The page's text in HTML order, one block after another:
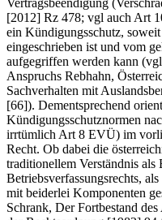
Vertragsbeendigung (
[2012] Rz 478; vgl auch Art
ein Kündigungsschutz,
eingeschrieben ist und vom
aufgegriffen werden kann
Anspruchs Rebhahn,
Sachverhalten mit
[66]). Dementsprechend
Kündigungsschutznormen
irrtümlich Art 8 EVÜ) im
Recht. Ob dabei die
traditionellem Verständnis als
Betriebsverfassungsrechts,
mit beiderlei Komponenten
Schrank, Der Fortbestand